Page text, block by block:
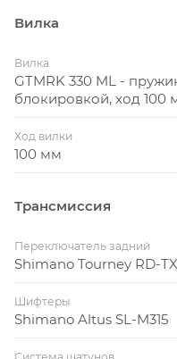
Как
Рост, см
145-160
155-170
185-198
Вилка
Вилка
GTMRK 330 ML -
блокировкой, ход 100
Ход вилки
100 мм
Трансмиссия
Переключатель задний
Shimano Tourney RD-
Шифтеры
Shimano Altus SL-M315